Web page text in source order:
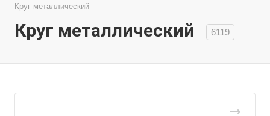
Круг металлический
Круг металлический 6119